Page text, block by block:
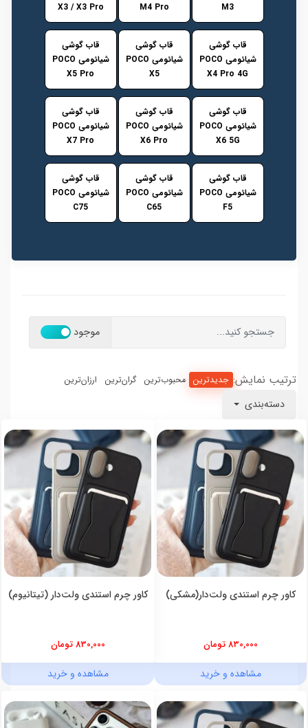
M3
M4 Pro
X3 / X3 Pro
قاب گوشی
شیائومی POCO
X4 Pro 4G
قاب گوشی
شیائومی POCO
X5
قاب گوشی
شیائومی POCO
X5 Pro
قاب گوشی
شیائومی POCO
X6 5G
قاب گوشی
شیائومی POCO
X6 Pro
قاب گوشی
شیائومی POCO
X7 Pro
قاب گوشی
شیائومی POCO
F5
قاب گوشی
شیائومی POCO
C65
قاب گوشی
شیائومی POCO
C75
موجود
ترتیب نمایش: جدیدترین محبوب‌ترین گران‌ترین ارزان‌ترین
دسته‌بندی
کاور چرم استندی ولت‌دار(مشکی)
830,000 تومان
مشاهده و خرید
کاور چرم استندی ولت‌دار (تیتانیوم)
830,000 تومان
مشاهده و خرید